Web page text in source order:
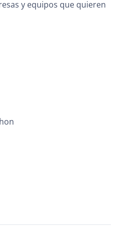
y equipos que quieren